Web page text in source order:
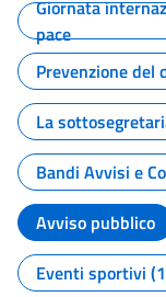
Giornata
pace
Prevenzione del
La
Bandi Avvisi e
Avviso pubblico
Eventi sportivi